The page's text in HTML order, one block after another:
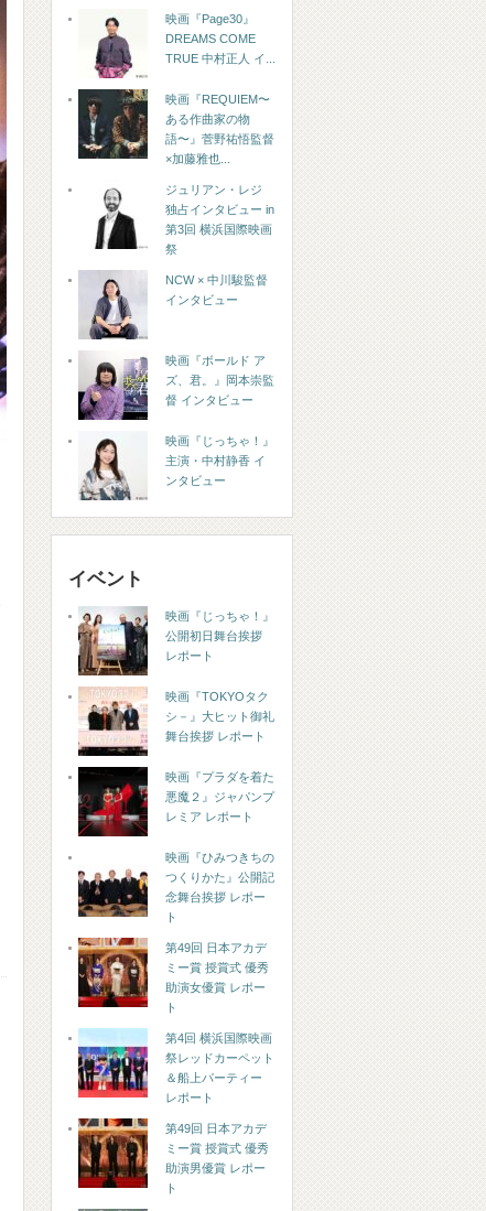
映画『Page30』
DREAMS COME
TRUE 中村正人 イ...
映画『REQUIEM〜
ある作曲家の物
語〜』菅野祐悟監督
×加藤雅也...
ジュリアン・レジ
独占インタビュー in
第3回 横浜国際映画
祭
NCW × 中川駿監督
インタビュー
映画『ボールド ア
ズ、君。』岡本崇監
督 インタビュー
映画『じっちゃ！』
主演・中村静香 イ
ンタビュー
イベント
映画『じっちゃ！』
公開初日舞台挨拶
レポート
映画『TOKYOタク
シ－』大ヒット御礼
舞台挨拶 レポート
映画『プラダを着た
悪魔２』ジャパンプ
レミア レポート
映画『ひみつきちの
つくりかた』公開記
念舞台挨拶 レポー
ト
第49回 日本アカデ
ミー賞 授賞式 優秀
助演女優賞 レポー
ト
第4回 横浜国際映画
祭レッドカーペット
＆船上パーティー
レポート
第49回 日本アカデ
ミー賞 授賞式 優秀
助演男優賞 レポー
ト